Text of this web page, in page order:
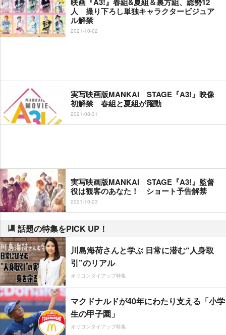
人 撮り下ろし単独キャラクタービジュア
ル解禁
2021-10-02
実写映画版MANKAI STAGE『A3!』映像
初解禁 春組と夏組が躍動
2021-08-31
実写映画版MANKAI STAGE『A3!』監督
役は観客のあなた！ ショート予告解禁
2021-10-23
話題の特集をPICK UP！
川島海荷さんと学ぶ 日常に潜む“人身取
引”のリアル
オリコンタイアップ特集
マクドナルドが40年にわたり支える「小学
生の甲子園」
オリコンタイアップ特集